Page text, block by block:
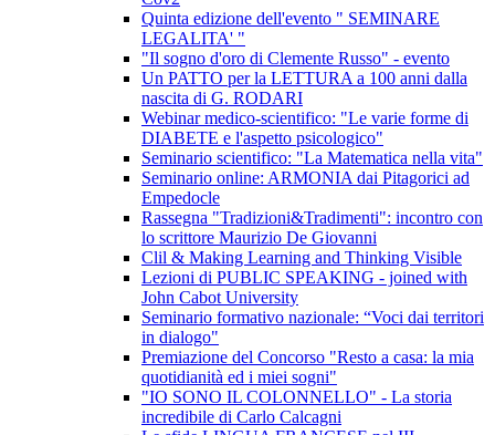
Quinta edizione dell'evento " SEMINARE
LEGALITA' "
"Il sogno d'oro di Clemente Russo" - evento
Un PATTO per la LETTURA a 100 anni dalla
nascita di G. RODARI
Webinar medico-scientifico: "Le varie forme di
DIABETE e l'aspetto psicologico"
Seminario scientifico: "La Matematica nella vita"
Seminario online: ARMONIA dai Pitagorici ad
Empedocle
Rassegna "Tradizioni&Tradimenti": incontro con
lo scrittore Maurizio De Giovanni
Clil & Making Learning and Thinking Visible
Lezioni di PUBLIC SPEAKING - joined with
John Cabot University
Seminario formativo nazionale: “Voci dai territori
in dialogo"
Premiazione del Concorso "Resto a casa: la mia
quotidianità ed i miei sogni"
"IO SONO IL COLONNELLO" - La storia
incredibile di Carlo Calcagni